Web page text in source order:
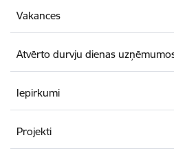
Vakances
Atvērto durvju dienas
Iepirkumi
Projekti